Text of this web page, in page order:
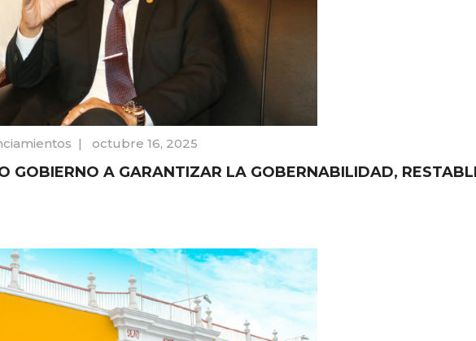
| octubre 16, 2025
GOBIERNO A GARANTIZAR LA GOBERNABILIDAD,